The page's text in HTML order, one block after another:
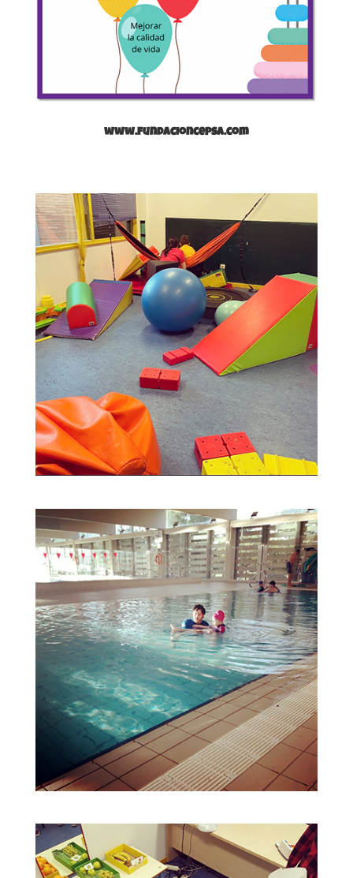
www.fundacioncepsa.com